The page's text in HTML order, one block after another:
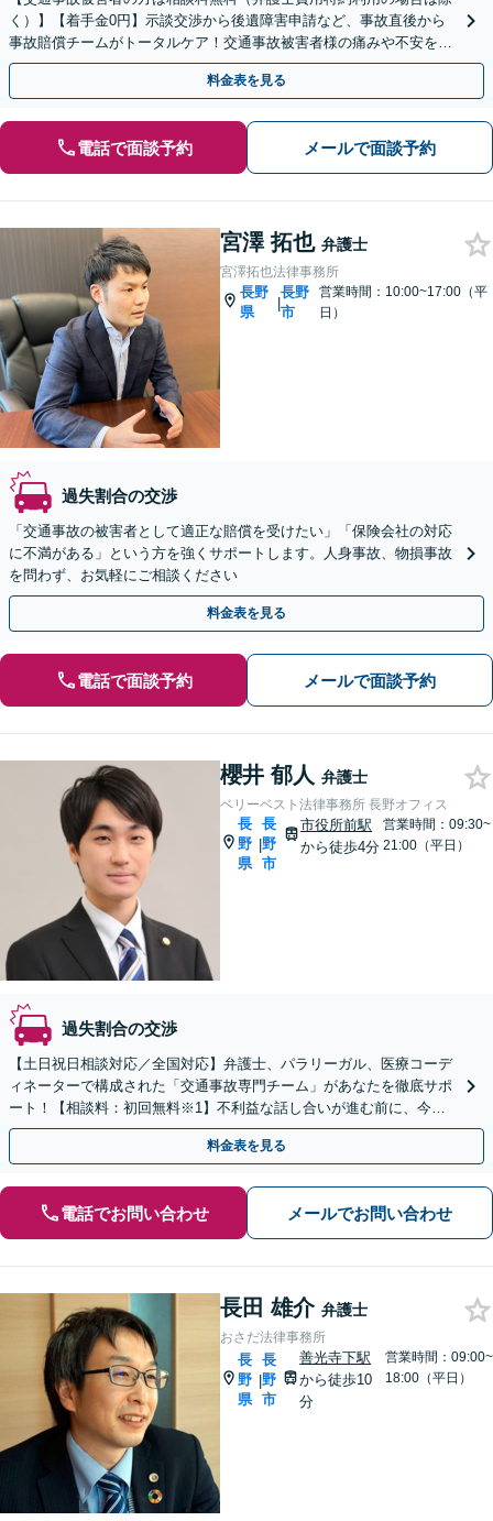
く）】【着手金0円】示談交渉から後遺障害申請など、事故直後から
事故賠償チームがトータルケア！交通事故被害者様の痛みや不安を受
け止め、総合的なサポートをさせていただきます。
料金表を見る
電話で面談予約 メールで面談予約
宮澤 拓也 弁護士
宮澤拓也法律事務所
長野
県
|
長野
市
営業時間：10:00~17:00（平
日）
過失割合の交渉
「交通事故の被害者として適正な賠償を受けたい」「保険会社の対応
に不満がある」という方を強くサポートします。人身事故、物損事故
を問わず、お気軽にご相談ください
料金表を見る
電話で面談予約 メールで面談予約
櫻井 郁人 弁護士
ベリーベスト法律事務所 長野オフィス
長
野
県
|
長
野
市
市役所前駅
から徒歩4分
営業時間：09:30~
21:00（平日）
過失割合の交渉
【土日祝日相談対応／全国対応】弁護士、パラリーガル、医療コーデ
ィネーターで構成された「交通事故専門チーム」があなたを徹底サポ
ート！【相談料：初回無料※1】不利益な話し合いが進む前に、今す
ぐ相談！
料金表を見る
電話でお問い合わせ メールでお問い合わせ
長田 雄介 弁護士
おさだ法律事務所
長
野
県
|
長
野
市
善光寺下駅
から徒歩10
分
営業時間：09:00~
18:00（平日）